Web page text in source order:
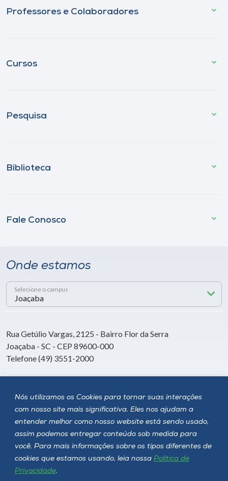
Nós utilizamos os Cookies para tornar suas interações
com nosso site mais significativa. Eles nos ajudam a
entender melhor como nosso website está sendo usado,
assim podemos entregar conteúdo sob medida para
você. Para mais informações sobre os tipos diferentes de
cookies que estamos usando, leia nossa Política de
Privacidade.
Professores e Colaboradores
Cursos
Pesquisa
Biblioteca
Fale Conosco
Onde estamos
Selecione o campus
Rua Getúlio Vargas, 2125 - Bairro Flor da Serra
Joaçaba - SC - CEP 89600-000
Telefone (49) 3551-2000
Siga a Unoesc